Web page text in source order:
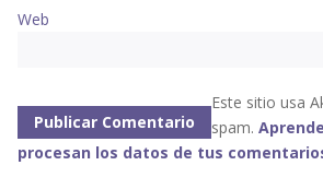
Web
Este sitio usa
spam.
procesan los datos de tus